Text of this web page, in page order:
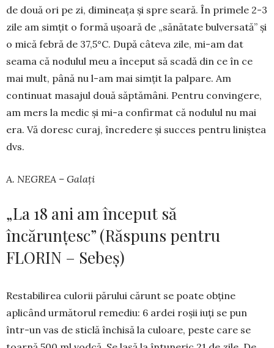
de două ori pe zi, dimineața și spre seară. În primele 2-3
zile am sim­țit o formă ușoară de „sănătate bulver­sată” și
o mică febră de 37,5°C. După câteva zile, mi-am dat
seama că no­du­lul meu a început să scadă din ce în ce
mai mult, până nu l-am mai simțit la palpare. Am
continuat masajul două săp­tămâni. Pentru convingere,
am mers la medic și mi-a confirmat că no­du­lul nu mai
era. Vă doresc curaj, în­credere și suc­ces pentru liniștea
dvs.
A. NEGREA – Galați
„La 18 ani am început să
încărunțesc” (Răspuns pentru
FLORIN – Sebeș)
Restabilirea culorii părului cărunt se poate obține
aplicând următorul re­mediu: 6 ardei roșii iuți se pun
într-un vas de sticlă închisă la culoare, peste care se